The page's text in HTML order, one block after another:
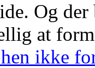
Og
at
ikke